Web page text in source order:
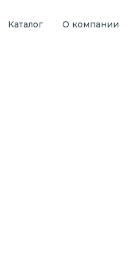
Каталог О компании